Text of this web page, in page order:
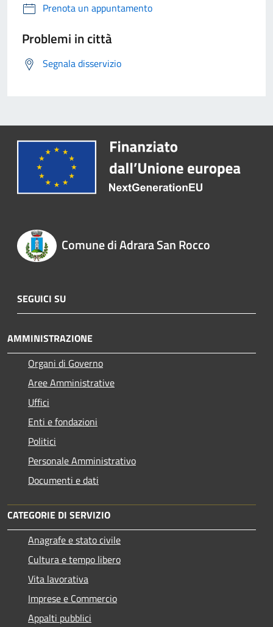
Prenota un appuntamento
Problemi in città
Segnala disservizio
Comune di Adrara San Rocco
SEGUICI SU
AMMINISTRAZIONE
Organi di Governo
Aree Amministrative
Uffici
Enti e fondazioni
Politici
Personale Amministrativo
Documenti e dati
CATEGORIE DI SERVIZIO
Anagrafe e stato civile
Cultura e tempo libero
Vita lavorativa
Imprese e Commercio
Appalti pubblici